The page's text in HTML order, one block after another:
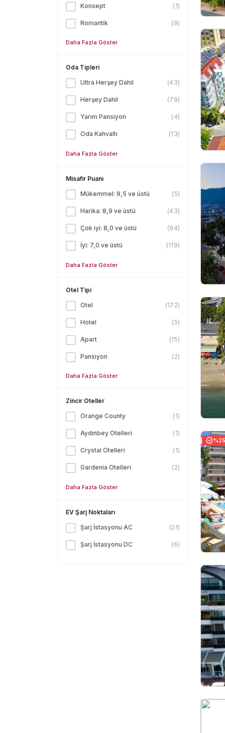
Konsept ( 1)
Romantik ( 9)
Daha Fazla Göster
Oda Tipleri
Ultra Herşey Dahil
(43)
Herşey Dahil (79)
Yarım Pansiyon ( 4)
Oda Kahvaltı (13)
Daha Fazla Göster
Misafir Puanı
Mükemmel: 9,5 ve üstü
(5)
Harika: 8,9 ve üstü (43)
Çok iyi: 8,0 ve üstü (94)
İyi: 7,0 ve üstü (119)
Daha Fazla Göster
Otel Tipi
Otel
(172)
Hotel (5)
Apart (15)
Pansiyon ( 2)
Daha Fazla Göster
Zincir Oteller
Orange County
( 1)
Aydınbey Otelleri ( 1)
Crystal Otelleri ( 1)
Gardenia Otelleri ( 2)
Daha Fazla Göster
EV Şarj Noktaları
Şarj İstasyonu AC
(21)
Şarj İstasyonu DC ( 6)
%25